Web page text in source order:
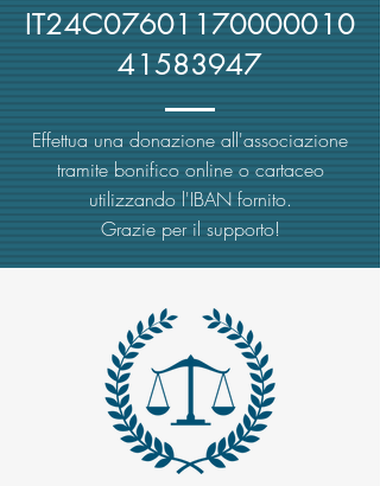
IT24C07601170000010
41583947
Effettua una donazione all'associazione
tramite bonifico online o cartaceo
utilizzando l'IBAN fornito.
Grazie per il supporto!